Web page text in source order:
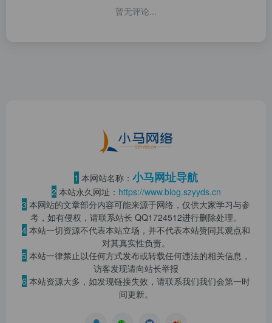
暂无评论...
1 本网站名称： 小马网址导航
2 本站永久网址： https://www.blog.szyyds.cn
3 本网站的文章部分内容可能来源于网络，仅供大家学习与参
考，如有侵权，请联系站长 QQ1724512进行删除处理。
4 本站一切资源不代表本站立场，并不代表本站赞同其观点和
对其真实性负责。
5 本站一律禁止以任何方式发布或转载任何违法的相关信息，
访客发现请向站长举报
6 本站资源大多，如发现链接失效，请联系我们我们会第一时
间更新。